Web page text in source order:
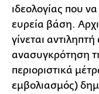
ιδεολογίας που
ευρεία βάση.
γίνεται
ανασυγκρότηση
περιοριστικά
εμβολιασμός)